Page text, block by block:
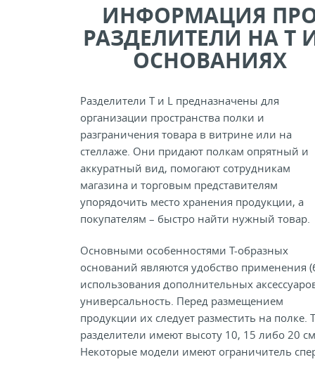
ИНФОРМАЦИЯ
РАЗДЕЛИТЕЛИ НА Т
ОСНОВАНИЯХ
Разделители T и L предназначены для
организации пространства полки и
разграничения товара в витрине или на
стеллаже. Они придают полкам опрятный и
аккуратный вид, помогают сотрудникам
магазина и торговым представителям
упорядочить место хранения продукции, а
покупателям – быстро найти нужный товар.
Основными особенностями Т-образных
оснований являются удобство применения
использования дополнительных
универсальность. Перед размещением
продукции их следует разместить на полке.
разделители имеют высоту 10, 15 либо 20
Некоторые модели имеют ограничитель